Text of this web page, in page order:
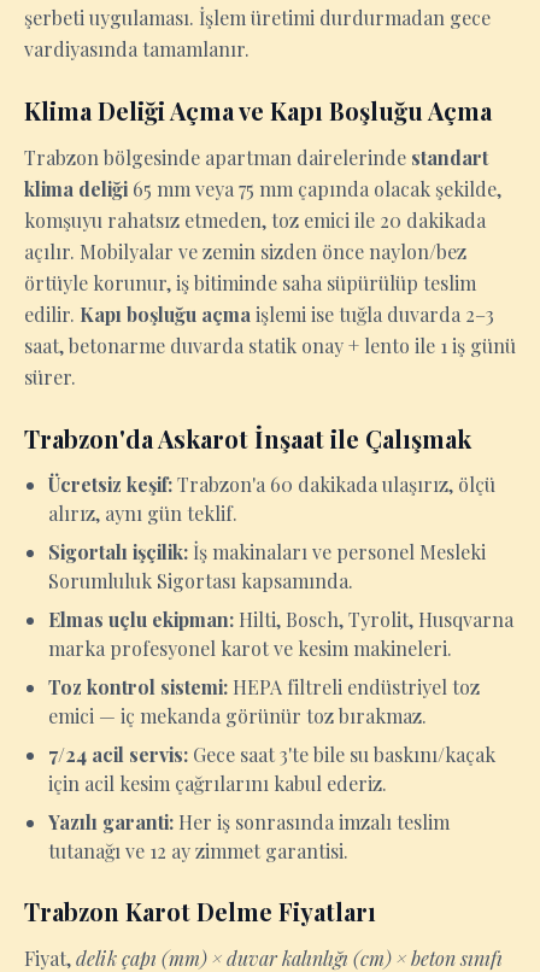
şerbeti uygulaması. İşlem üretimi durdurmadan gece
vardiyasında tamamlanır.
Klima Deliği Açma ve Kapı Boşluğu Açma
Trabzon bölgesinde apartman dairelerinde standart
klima deliği 65 mm veya 75 mm çapında olacak şekilde,
komşuyu rahatsız etmeden, toz emici ile 20 dakikada
açılır. Mobilyalar ve zemin sizden önce naylon/bez
örtüyle korunur, iş bitiminde saha süpürülüp teslim
edilir. Kapı boşluğu açma işlemi ise tuğla duvarda 2–3
saat, betonarme duvarda statik onay + lento ile 1 iş günü
sürer.
Trabzon'da Askarot İnşaat ile Çalışmak
Ücretsiz keşif:Trabzon'a 60 dakikada ulaşırız, ölçü
alırız, aynı gün teklif.
Sigortalı işçilik: İş makinaları ve personel Mesleki
Sorumluluk Sigortası kapsamında.
Elmas uçlu ekipman: Hilti, Bosch, Tyrolit, Husqvarna
marka profesyonel karot ve kesim makineleri.
Toz kontrol sistemi: HEPA filtreli endüstriyel toz
emici — iç mekanda görünür toz bırakmaz.
7/24 acil servis: Gece saat 3'te bile su baskını/kaçak
için acil kesim çağrılarını kabul ederiz.
Yazılı garanti: Her iş sonrasında imzalı teslim
tutanağı ve 12 ay zimmet garantisi.
Trabzon Karot Delme Fiyatları
Fiyat,delik çapı (mm) × duvar kalınlığı (cm) × beton sınıfı